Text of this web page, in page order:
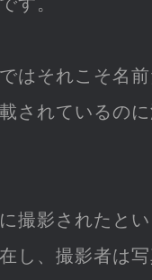
はそれこそ名
されているの
撮影されたと
し、撮影者は